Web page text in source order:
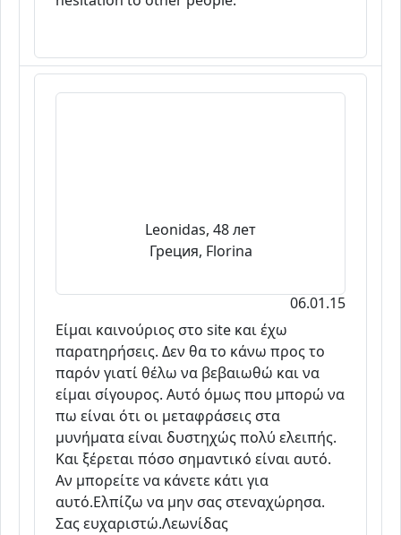
Leonidas, 48 лет
Греция, Florina
06.01.15
Είμαι καινούριος στο site και έχω
παρατηρήσεις. Δεν θα το κάνω προς το
παρόν γιατί θέλω να βεβαιωθώ και να
είμαι σίγουρος. Αυτό όμως που μπορώ να
πω είναι ότι οι μεταφράσεις στα
μυνήματα είναι δυστηχώς πολύ ελειπής.
Και ξέρεται πόσο σημαντικό είναι αυτό.
Αν μπορείτε να κάνετε κάτι για
αυτό.Ελπίζω να μην σας στεναχώρησα.
Σας ευχαριστώ.Λεωνίδας